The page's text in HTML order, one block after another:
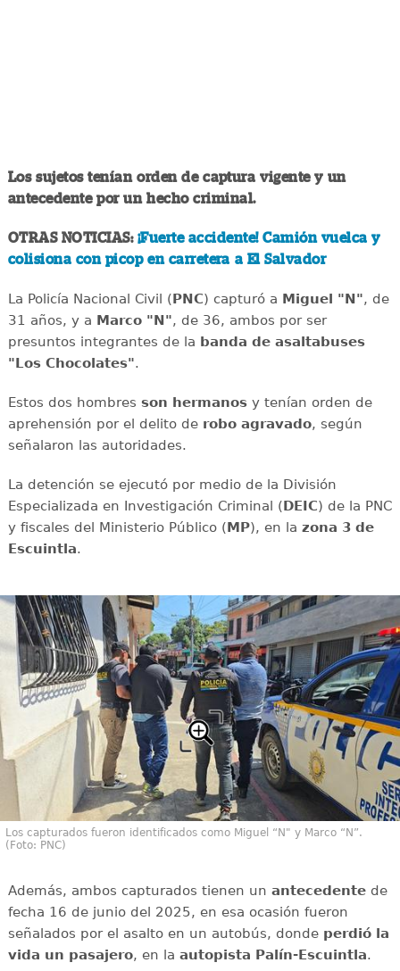
Los sujetos tenían orden de captura vigente y un
antecedente por un hecho criminal.
OTRAS NOTICIAS: ¡Fuerte accidente! Camión vuelca y
colisiona con picop en carretera a El Salvador
La Policía Nacional Civil (PNC) capturó a Miguel "N", de
31 años, y a Marco "N", de 36, ambos por ser
presuntos integrantes de la banda de asaltabuses
"Los Chocolates".
Estos dos hombres son hermanosy tenían orden de
aprehensión por el delito de robo agravado, según
señalaron las autoridades.
La detención se ejecutó por medio de la División
Especializada en Investigación Criminal (DEIC) de la PNC
y fiscales del Ministerio Público (MP), en la zona 3 de
Escuintla.
Los capturados fueron identificados como Miguel “N" y Marco “N”.
(Foto: PNC)
Además, ambos capturados tienen un antecedentede
fecha 16 de junio del 2025, en esa ocasión fueron
señalados por el asalto en un autobús, dondeperdió la
vida un pasajero, en la autopista Palín-Escuintla.